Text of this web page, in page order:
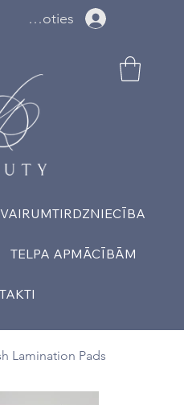
VAIRUMTIRDZNIECĪBA
TELPA APMĀCĪBĀM
Ielogoties
Lamination Pads